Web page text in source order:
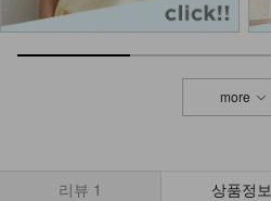
KOA-T-16/더블끈나시
13,900 9,900 29%
more
리뷰 1 상품정보